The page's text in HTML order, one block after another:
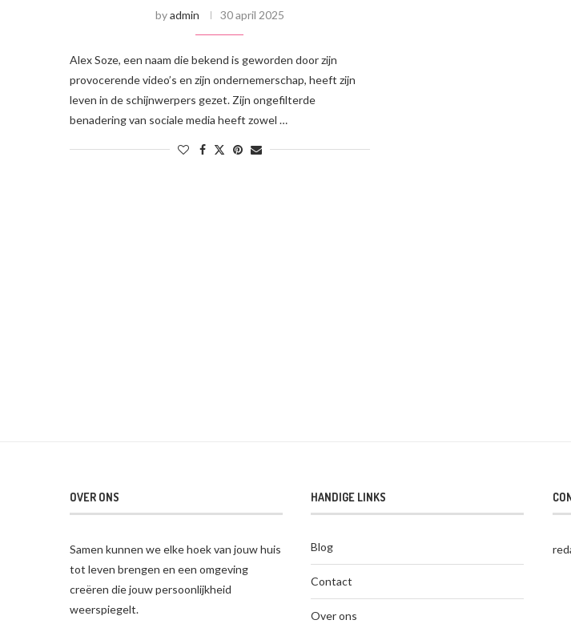
byadmin 30 april 2025
Alex Soze, een naam die bekend is geworden door zijn
provocerende video’s en zijn ondernemerschap, heeft zijn
leven in de schijnwerpers gezet. Zijn ongefilterde
benadering van sociale media heeft zowel …
OVER ONS
Samen kunnen we elke hoek van jouw huis
tot leven brengen en een omgeving
creëren die jouw persoonlijkheid
weerspiegelt.
HANDIGE LINKS
Blog
Contact
Over ons